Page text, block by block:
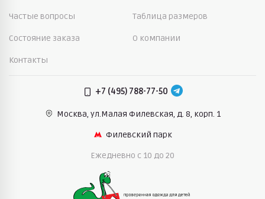
Частые вопросы Таблица размеров
Состояние заказа О компании
Контакты
+7 (495) 788-77-50
Москва, ул.Малая Филевская, д. 8, корп. 1
Филевский парк
Ежедневно c 10 до 20